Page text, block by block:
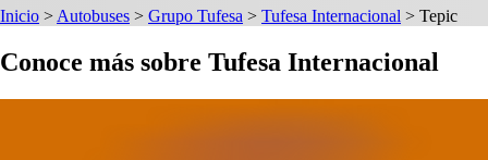
Inicio > Autobuses > Grupo Tufesa > Tufesa Internacional > Tepic
Conoce más sobre Tufesa Internacional